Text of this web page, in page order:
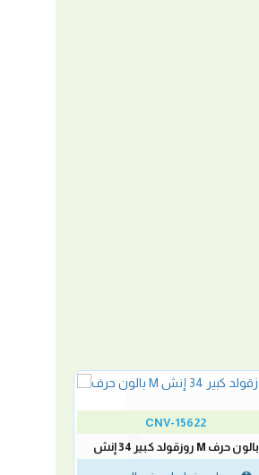
CNV-15622
بالون حرف M روزقولد كبير 34 إنش